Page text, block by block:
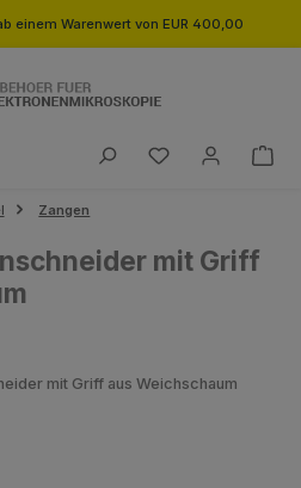
einem Warenwert von EUR 400,00
Du hast 0
Zangen
mit Griff